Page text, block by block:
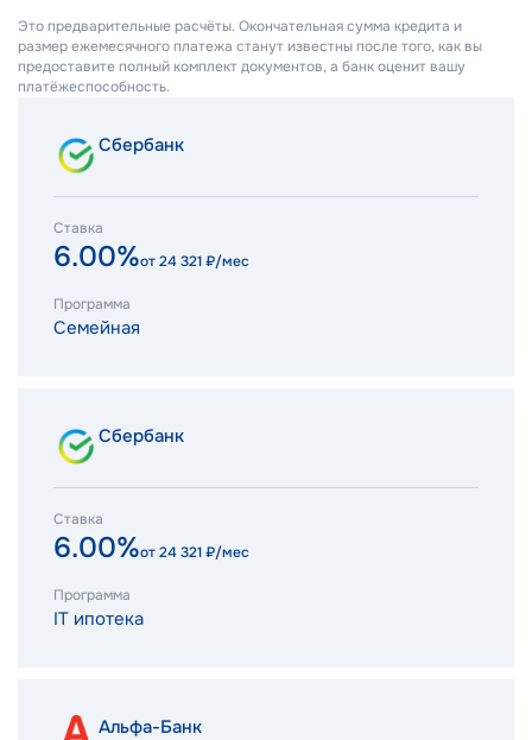
Это предварительные расчёты. Окончательная сумма кредита и
размер ежемесячного платежа станут известны после того, как вы
предоставите полный комплект документов, а банк оценит вашу
платёжеспособность.
Сбербанк
Ставка
6.00%от24 321₽/мес
Программа
Семейная
Сбербанк
Ставка
6.00%от24 321₽/мес
Программа
IT ипотека
Альфа-Банк